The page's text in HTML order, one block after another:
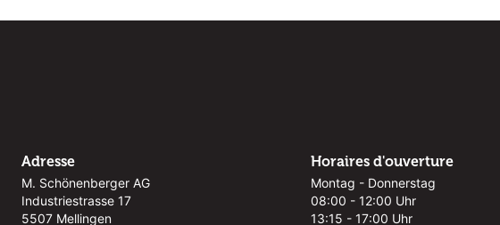
Adresse
M. Schönenberger AG
Industriestrasse 17
5507 Mellingen
Horaires d'ouverture
Montag - Donnerstag
08:00 - 12:00 Uhr
13:15 - 17:00 Uhr